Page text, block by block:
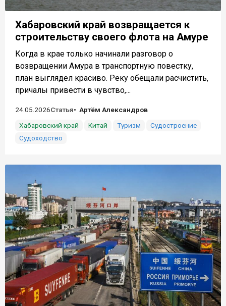
Хабаровский край возвращается к
строительству своего флота на Амуре
Когда в крае только начинали разговор о
возвращении Амура в транспортную повестку,
план выглядел красиво. Реку обещали расчистить,
причалы привести в чувство,...
24.05.2026Статья
Артём Александров
Хабаровский край
Китай Туризм
Судостроение
Судоходство